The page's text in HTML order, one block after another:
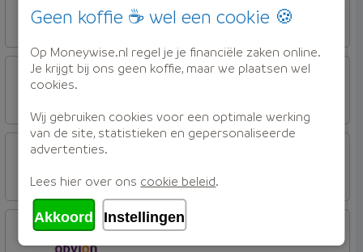
Offerte aanvragen
4,75%
Offerte aanvragen
Tulp Riant Hypotheek
annuiteit
4,75%
Offerte aanvragen
Tulp Hypotheken
Tulp Compleet Hypotheken
annuiteit
4,77%
OBVION Hypotheken
annuiteit
OBVION Hypotheken
Woon Hypotheek
Geen koffie ☕ wel een cookie 🍪
Op Moneywise.nl regel je je financiële zaken online.
Je krijgt bij ons geen koffie, maar we plaatsen wel
cookies.
Wij gebruiken cookies voor een optimale werking
van de site, statistieken en gepersonaliseerde
advertenties.
Lees hier over ons cookie beleid.
Akkoord Instellingen